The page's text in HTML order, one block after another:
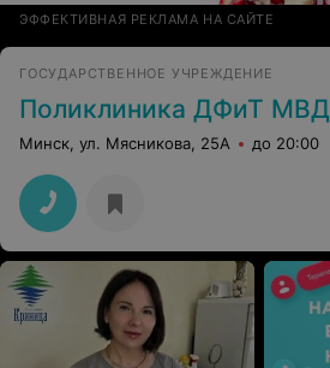
ЭФФЕКТИВНАЯ РЕКЛАМА НА САЙТЕ
ГОСУДАРСТВЕННОЕ УЧРЕЖДЕНИЕ
Поликлиника ДФиТ
Минск, ул. Мясникова, 25А до 20:00